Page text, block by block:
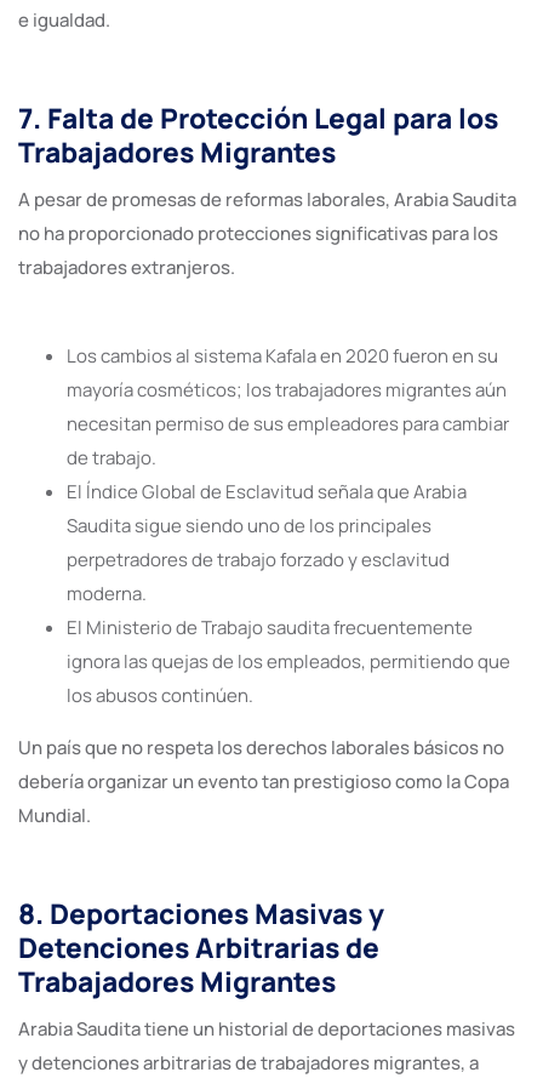
e igualdad.
7. Falta de Protección Legal para los
Trabajadores Migrantes
A pesar de promesas de reformas laborales, Arabia Saudita
no ha proporcionado protecciones significativas para los
trabajadores extranjeros.
Los cambios al sistema Kafala en 2020 fueron en su
mayoría cosméticos; los trabajadores migrantes aún
necesitan permiso de sus empleadores para cambiar
de trabajo.
El Índice Global de Esclavitud señala que Arabia
Saudita sigue siendo uno de los principales
perpetradores de trabajo forzado y esclavitud
moderna.
El Ministerio de Trabajo saudita frecuentemente
ignora las quejas de los empleados, permitiendo que
los abusos continúen.
Un país que no respeta los derechos laborales básicos no
debería organizar un evento tan prestigioso como la Copa
Mundial.
8. Deportaciones Masivas y
Detenciones Arbitrarias de
Trabajadores Migrantes
Arabia Saudita tiene un historial de deportaciones masivas
y detenciones arbitrarias de trabajadores migrantes, a